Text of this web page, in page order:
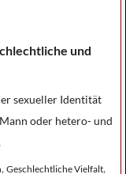
und
sexueller Identität
oder hetero- und
, Geschlechtliche Vielfalt,